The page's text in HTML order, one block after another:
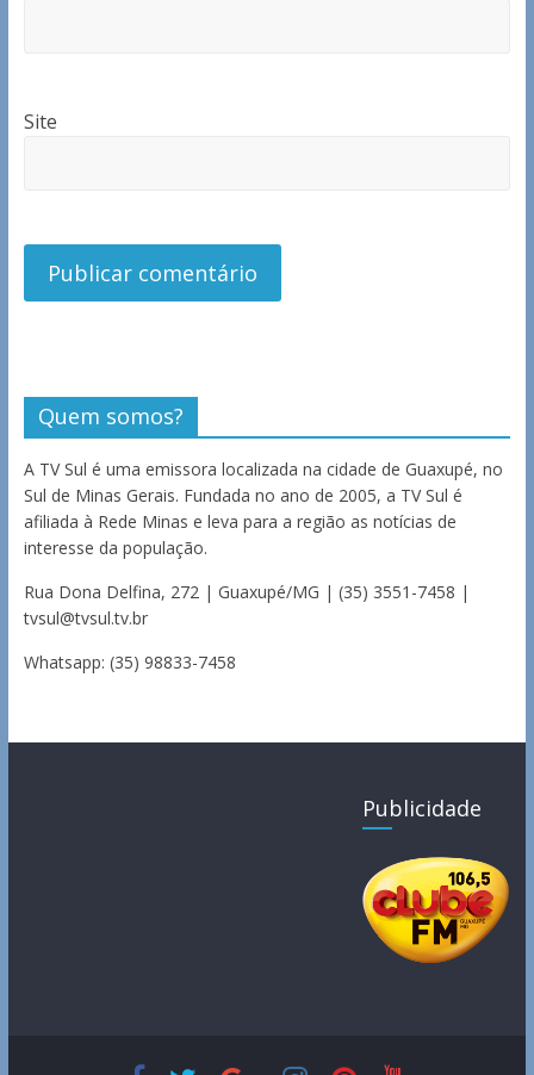
Site
Quem somos?
A TV Sul é uma emissora localizada na cidade de Guaxupé, no
Sul de Minas Gerais. Fundada no ano de 2005, a TV Sul é
afiliada à Rede Minas e leva para a região as notícias de
interesse da população.
Rua Dona Delfina, 272 | Guaxupé/MG | (35) 3551-7458 |
tvsul@tvsul.tv.br
Whatsapp: (35) 98833-7458
Publicidade